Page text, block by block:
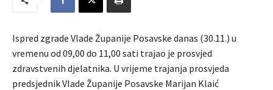
Ispred zgrade Vlade Županije Posavske danas (30.11.) u
vremenu od 09,00 do 11,00 sati trajao je prosvjed
zdravstvenih djelatnika. U vrijeme trajanja prosvjeda
predsjednik Vlade Županije Posavske Marijan Klaić